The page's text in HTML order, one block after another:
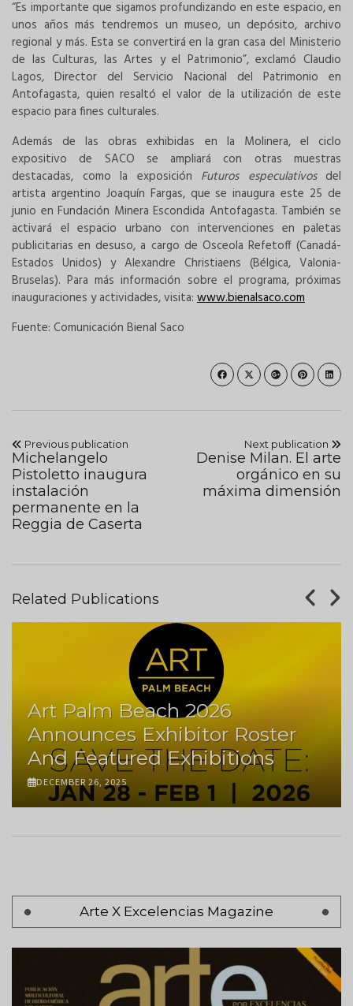
“Es importante que sigamos profundizando en este espacio, en
unos años más tendremos un museo, un depósito, archivo
regional y más. Esta se convertirá en la gran casa del Ministerio
de las Culturas, las Artes y el Patrimonio”, exclamó Claudio
Lagos, Director del Servicio Nacional del Patrimonio en
Antofagasta, quien resaltó el valor de la utilización de este
espacio para fines culturales.
Además de las obras exhibidas en la Molinera, el ciclo
expositivo de SACO se ampliará con otras muestras
destacadas, como la exposición Futuros especulativosdel
artista argentino Joaquín Fargas, que se inaugura este 25 de
junio en Fundación Minera Escondida Antofagasta. También se
activará el espacio urbano con intervenciones en paletas
publicitarias en desuso, a cargo de Osceola Refetoff (Canadá-
Estados Unidos) y Alexandre Christiaens (Bélgica, Valonia-
Bruselas). Para más información sobre el programa, próximas
inauguraciones y actividades, visita: www.bienalsaco.com
Fuente: Comunicación Bienal Saco
Previous publication
Michelangelo
Pistoletto inaugura
instalación
permanente en la
Reggia de Caserta
Next publication
Denise Milan. El arte
orgánico en su
máxima dimensión
Related Publications
Art Palm Beach 2026
Announces Exhibitor Roster
And Featured Exhibitions
DECEMBER 26, 2025
Arte X Excelencias Magazine
Pagination
page
Siguiente >